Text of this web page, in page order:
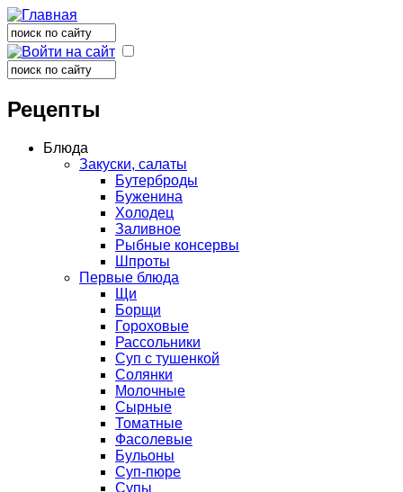
Форма поиска
Поиск
Поиск
Рецепты
Блюда
Закуски, салаты
Бутерброды
Буженина
Холодец
Заливное
Рыбные консервы
Шпроты
Первые блюда
Щи
Борщи
Гороховые
Рассольники
Суп с тушенкой
Солянки
Молочные
Сырные
Томатные
Фасолевые
Бульоны
Суп-пюре
Супы